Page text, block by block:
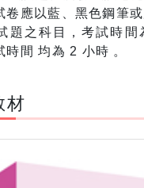
卷應以藍、黑色鋼筆或
題之科目，考試時間
時間 均為 2 小時 。
材